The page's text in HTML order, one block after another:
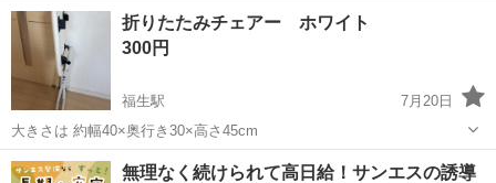
東京 福生市 福生駅
折りたたみチェアー ホワイト
300円
福生駅
7月20日
大きさは 約幅40×奥行き30×高さ45cm
東京 福生市 福生駅 その他 折りたたみ
無理なく続けられて高日給！サンエスの誘導